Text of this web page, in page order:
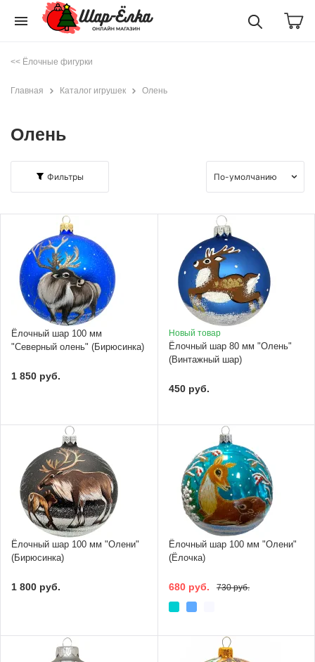
menu
<< Ёлочные фигурки
Главная Каталог игрушек Олень
Олень
Фильтры
Ёлочный шар 100 мм
"Северный олень" (Бирюсинка)
1 850 руб.
Новый товар
Ёлочный шар 80 мм "Олень"
(Винтажный шар)
450 руб.
Ёлочный шар 100 мм "Олени"
(Бирюсинка)
1 800 руб.
Ёлочный шар 100 мм "Олени"
(Ёлочка)
680 руб. 730 руб.